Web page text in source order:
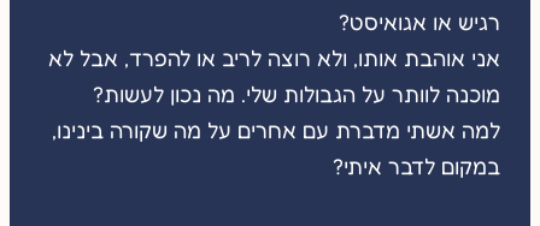
רגיש או אגואיסט?
אני אוהבת אותו, ולא רוצה לריב או להפרד, אבל לא
מוכנה לוותר על הגבולות שלי. מה נכון לעשות?
למה אשתי מדברת עם אחרים על מה שקורה בינינו,
במקום לדבר איתי?